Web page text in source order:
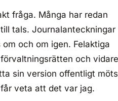
fråga. Många har redan
tals. Journalanteckningar
och om igen. Felaktiga
och
sin version offentligt möts
veta att det var jag.